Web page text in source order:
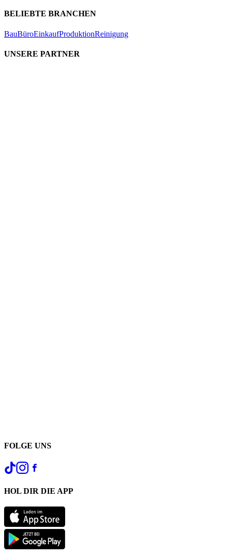
BELIEBTE BRANCHEN
BauBüroEinkaufProduktionReinigung
UNSERE PARTNER
FOLGE UNS
HOL DIR DIE APP